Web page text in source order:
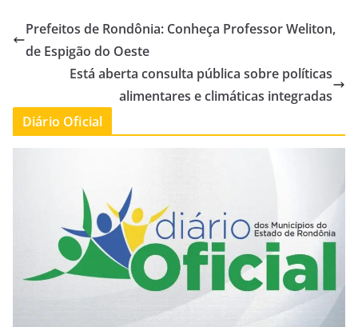
Prefeitos de Rondônia: Conheça Professor Weliton,
de Espigão do Oeste
Está aberta consulta pública sobre políticas
alimentares e climáticas integradas
Diário Oficial